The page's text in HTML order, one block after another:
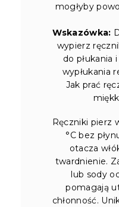
mogłyby
Wskazówka:
wypierz
do płukania
wypłukania
Jak prać
Ręczniki pierz
°C bez
otacza
twardnienie.
lub sody
pomagają
chłonność.